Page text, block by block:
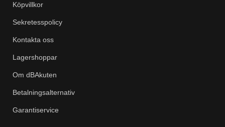
Köpvillkor
Sekretesspolicy
Kontakta oss
Lagershoppar
Om dBAkuten
Betalningsalternativ
Garantiservice